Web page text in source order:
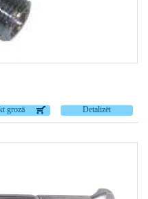
Detalizēt
grozā